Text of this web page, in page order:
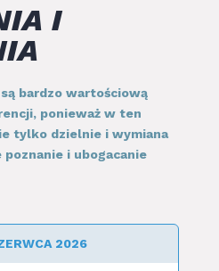
I
bardzo wartościową
ponieważ w ten
tylko dzielnie i wymiana
i ubogacanie
2026